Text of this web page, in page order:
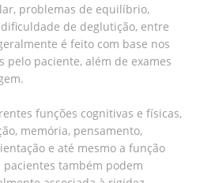
problemas de equilíbrio,
de deglutição, entre
é feito com base nos
pelo paciente, além de exames
funções cognitivas e físicas,
memória, pensamento,
e até mesmo a função
também podem